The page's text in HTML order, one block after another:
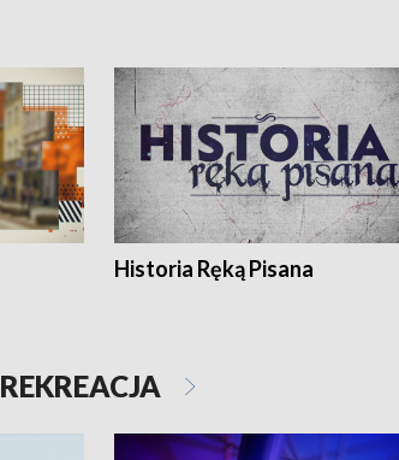
Historia Ręką Pisana